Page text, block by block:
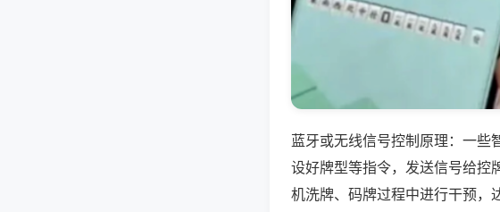
蓝牙或无线信号控制原理：一些
设好牌型等指令，发送信号给控
机洗牌、码牌过程中进行干预，